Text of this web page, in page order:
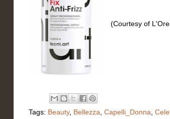
(Courtesy of
Tags: Beauty, Bellezza Capelli_Donna